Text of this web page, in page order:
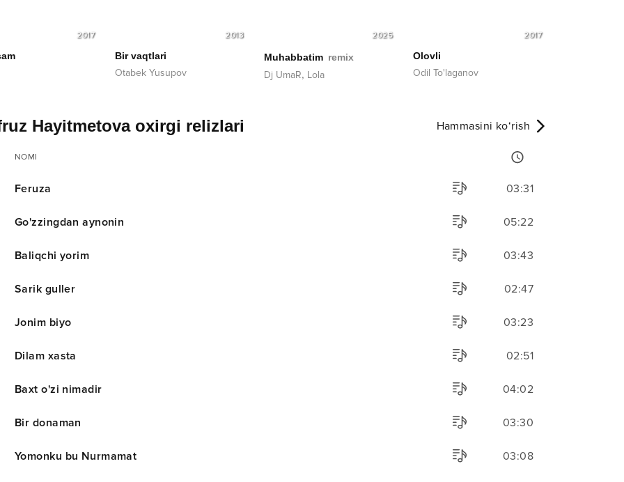
2017 2013
Bir vaqtlari
Otabek Yusupov
2025
Muhabbatim remix
Dj UmaR, Lola
2017
Olovli
Odil To'laganov
Hayitmetova oxirgi relizlari Hammasini ko‘rish
NOMI
Feruza 03:31
Go'zzingdan aynonin 05:22
Baliqchi yorim 03:43
Sarik guller 02:47
Jonim biyo 03:23
Dilam xasta 02:51
Baxt o'zi nimadir 04:02
Bir donaman 03:30
Yomonku bu Nurmamat 03:08